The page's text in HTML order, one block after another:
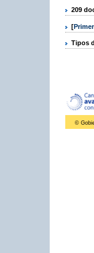
209
[
Tipos
©